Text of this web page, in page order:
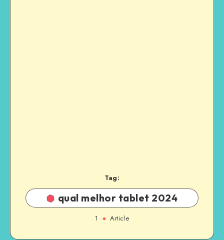
Tag:
qual melhor tablet 2024
1 Article